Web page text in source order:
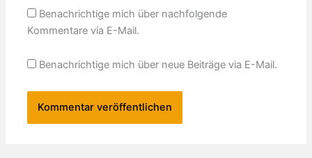
Benachrichtige mich über nachfolgende
Kommentare via E-Mail.
Benachrichtige mich über neue Beiträge via E-Mail.